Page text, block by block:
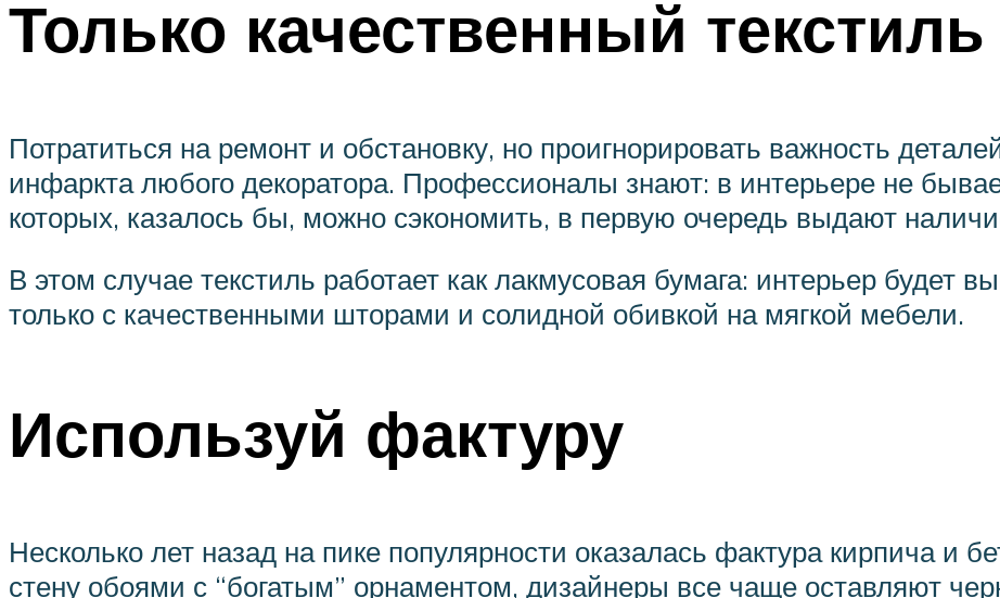
Только качественный текстиль
Потратиться на ремонт и обстановку, но проигнорировать важность
инфаркта любого декоратора. Профессионалы знают: в интерьере не
которых, казалось бы, можно сэкономить, в первую очередь выдают
В этом случае текстиль работает как лакмусовая бумага: интерьер будет
только с качественными шторами и солидной обивкой на мягкой мебели.
Используй фактуру
Несколько лет назад на пике популярности оказалась фактура кирпича и
стену обоями с “богатым” орнаментом, дизайнеры все чаще оставляют